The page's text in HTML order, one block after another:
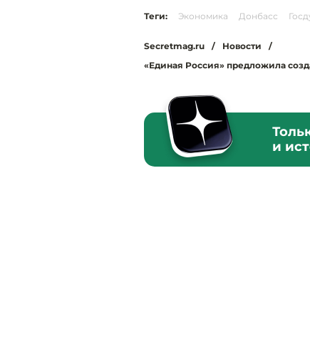
Теги: Экономика Донбасс
Secretmag.ru / Новости
/
«Единая Россия» предложила
и